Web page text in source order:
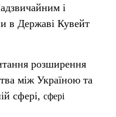
і
в Державі Кувейт
розширення
між Україною та
сфері, сфері